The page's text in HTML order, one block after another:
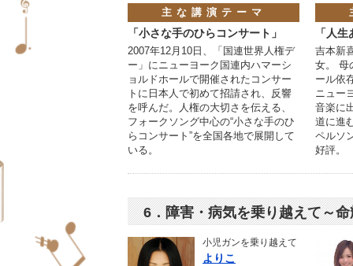
主な講演テーマ
「小さな手のひらコンサート」
2007年12月10日、「国連世界人権デ
ー」にニューヨーク国連内ハマーシ
ョルドホールで開催されたコンサー
トに日本人で初めて招請され、反響
を呼んだ。人権の大切さを伝える、
フォークソング中心の“小さな手のひ
らコンサート”を全国各地で展開して
いる。
「人
吉本新
女。 母
ール依
ニュー
音楽に
道に進
ペルソ
好評。
6．障害・病気を乗り越えて～
小児ガンを乗り越えて
よりこ